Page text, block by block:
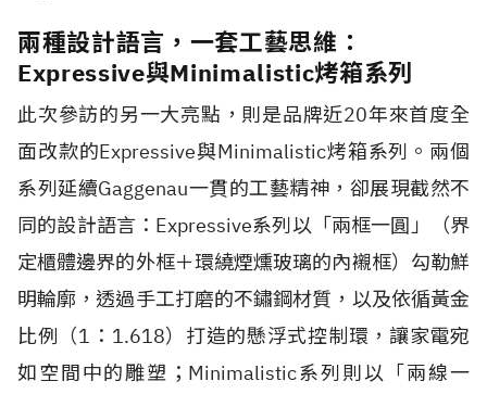
兩種設計語言，一套工藝思維：
Expressive與Minimalistic烤箱系列
此次參訪的另一大亮點，則是品牌近20年來首度全
面改款的Expressive與Minimalistic烤箱系列。兩個
系列延續Gaggenau一貫的工藝精神，卻展現截然不
同的設計語言：Expressive系列以「兩框一圓」（界
定櫃體邊界的外框＋環繞煙燻玻璃的內襯框）勾勒鮮
明輪廓，透過手工打磨的不鏽鋼材質，以及依循黃金
比例（1：1.618）打造的懸浮式控制環，讓家電宛
如空間中的雕塑；Minimalistic系列則以「兩線一